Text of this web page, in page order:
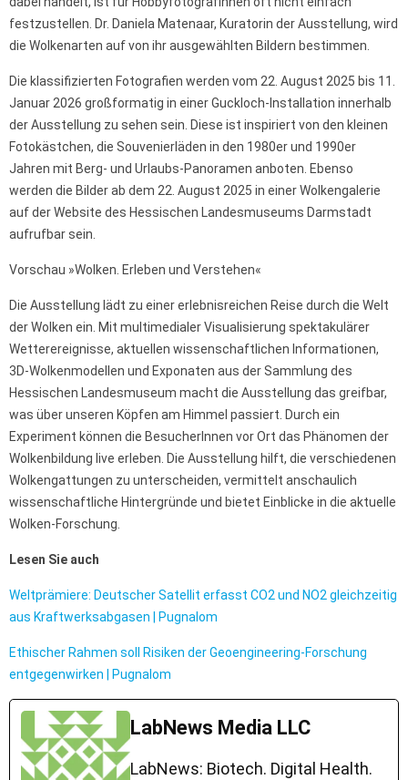
festzustellen. Dr. Daniela Matenaar, Kuratorin der Ausstellung, wird
die Wolkenarten auf von ihr ausgewählten Bildern bestimmen.
Die klassifizierten Fotografien werden vom 22. August 2025 bis 11.
Januar 2026 großformatig in einer Guckloch-Installation innerhalb
der Ausstellung zu sehen sein. Diese ist inspiriert von den kleinen
Fotokästchen, die Souvenierläden in den 1980er und 1990er
Jahren mit Berg- und Urlaubs-Panoramen anboten. Ebenso
werden die Bilder ab dem 22. August 2025 in einer Wolkengalerie
auf der Website des Hessischen Landesmuseums Darmstadt
aufrufbar sein.
Vorschau »Wolken. Erleben und Verstehen«
Die Ausstellung lädt zu einer erlebnisreichen Reise durch die Welt
der Wolken ein. Mit multimedialer Visualisierung spektakulärer
Wetterereignisse, aktuellen wissenschaftlichen Informationen,
3D-Wolkenmodellen und Exponaten aus der Sammlung des
Hessischen Landesmuseum macht die Ausstellung das greifbar,
was über unseren Köpfen am Himmel passiert. Durch ein
Experiment können die BesucherInnen vor Ort das Phänomen der
Wolkenbildung live erleben. Die Ausstellung hilft, die verschiedenen
Wolkengattungen zu unterscheiden, vermittelt anschaulich
wissenschaftliche Hintergründe und bietet Einblicke in die aktuelle
Wolken-Forschung.
Lesen Sie auch
Weltprämiere: Deutscher Satellit erfasst CO2 und NO2 gleichzeitig
aus Kraftwerksabgasen | Pugnalom
Ethischer Rahmen soll Risiken der Geoengineering-Forschung
entgegenwirken | Pugnalom
LabNews Media LLC
LabNews: Biotech. Digital Health.